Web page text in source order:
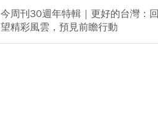
今周刊30週年特輯｜更好的台灣：回
望精彩風雲，預見前瞻行動